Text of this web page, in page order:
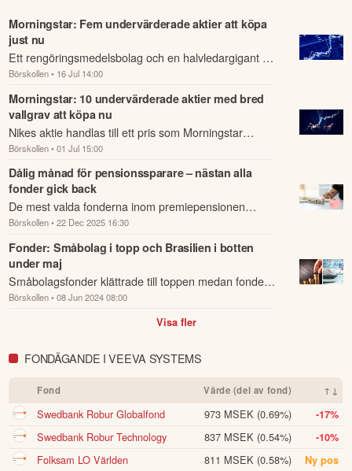
Morningstar: Fem undervärderade aktier att köpa
just nu
Ett rengöringsmedelsbolag och en halvledargigant på
samma köplista.
Börskollen • 16 Jul 14:00
Morningstar: 10 undervärderade aktier med bred
vallgrav att köpa nu
Nikes aktie handlas till ett pris som Morningstar
bedömer är ungefär hälften av vad den faktiskt är
värd.
Börskollen • 01 Jul 15:00
Dålig månad för pensionssparare – nästan alla
fonder gick back
De mest valda fonderna inom premiepensionen
utvecklades svagt under november, visar en
sammanställning från Morningstar.
Börskollen • 22 Dec 2025 16:30
Fonder: Småbolag i topp och Brasilien i botten
under maj
Småbolagsfonder klättrade till toppen medan fonder
med fokus på Brasilien och Latinamerika presterade
Börskollen • 08 Jun 2024 08:00
Visa fler
FONDÄGANDE I VEEVA SYSTEMS
Fond Värde (del av fond) ↑↓
Swedbank Robur Globalfond 973 MSEK (0.69%) -17%
Swedbank Robur Technology 837 MSEK (0.54%) -10%
Folksam LO Världen 811 MSEK (0.58%) Ny pos